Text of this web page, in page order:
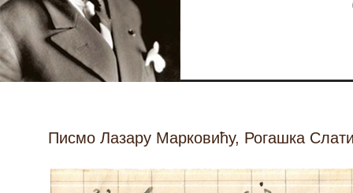
Писмо Лазару Марковићу, Рогашка